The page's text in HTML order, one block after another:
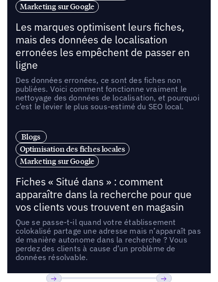
Marketing sur Google
Les marques optimisent leurs fiches,
mais des données de localisation
erronées les empêchent de passer en
ligne
Des données erronées, ce sont des fiches non
publiées. Voici comment fonctionne vraiment le
nettoyage des données de localisation, et pourquoi
c’est le levier le plus sous-estimé du SEO local.
Blogs
Optimisation des fiches locales
Marketing sur Google
Fiches « Situé dans » : comment
apparaître dans la recherche pour que
vos clients vous trouvent en magasin
Que se passe-t-il quand votre établissement
colokalisé partage une adresse mais n’apparaît pas
de manière autonome dans la recherche ? Vous
perdez des clients à cause d’un problème de
données résolvable.